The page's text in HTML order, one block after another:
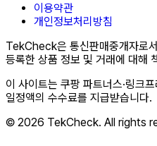
이용약관
개인정보처리방침
TekCheck은 통신판매중개자로
등록한 상품 정보 및 거래에 대해
이 사이트는 쿠팡 파트너스·링크
일정액의 수수료를 지급받습니다.
© 2026 TekCheck. All rights